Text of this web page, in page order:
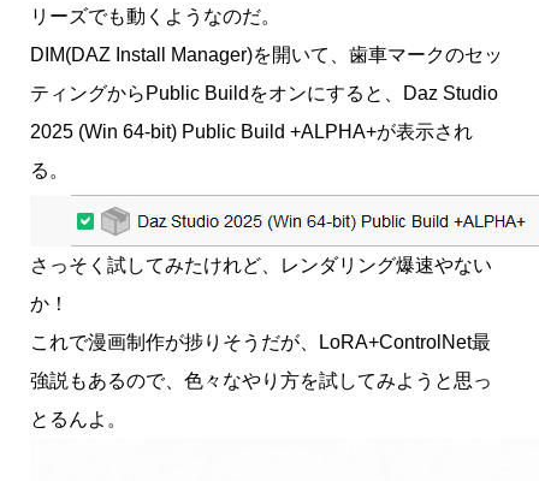
リーズでも動くようなのだ。
DIM(DAZ Install Manager)を開いて、歯車マークのセッ
ティングからPublic Buildをオンにすると、Daz Studio
2025 (Win 64-bit) Public Build +ALPHA+が表示され
る。
さっそく試してみたけれど、レンダリング爆速やない
か！
これで漫画制作が捗りそうだが、LoRA+ControlNet最
強説もあるので、色々なやり方を試してみようと思っ
とるんよ。